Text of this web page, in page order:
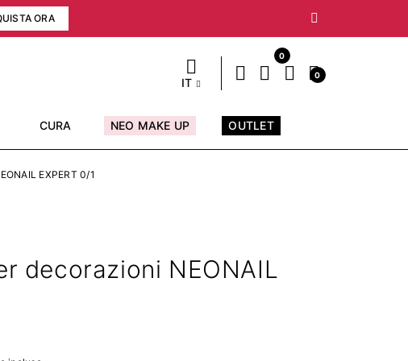
ORA
IT
0
0
CURA NEO MAKE UP OUTLET
EXPERT 0/1
decorazioni NEONAIL